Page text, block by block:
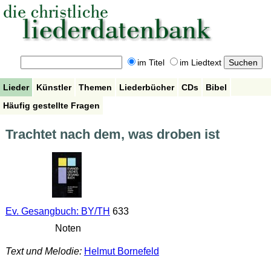
im Titel im Liedtext
Lieder Künstler Themen Liederbücher CDs
Bibel
Häufig gestellte Fragen
Trachtet nach dem, was droben ist
Ev. Gesangbuch: BY/TH 633
Noten
Text und Melodie: Helmut Bornefeld